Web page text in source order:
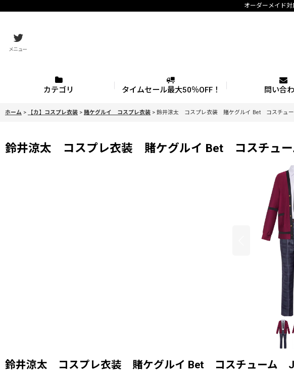
オーダーメイド
メニュー
カテゴリ タイムセール最大50％OFF！ 問い合
ホーム > 【カ】コスプレ衣装 > 賭ケグルイ コスプレ衣装 > 鈴井涼太 コスプレ衣装 賭ケグルイ Bet コスチュ
鈴井涼太 コスプレ衣装 賭ケグルイ Bet コスチュ
鈴井涼太 コスプレ衣装 賭ケグルイ Bet コスチューム